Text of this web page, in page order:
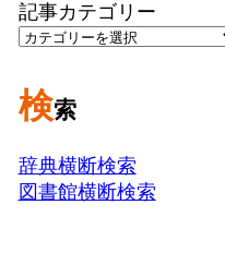
記事カテゴリー
検索
辞典横断検索
図書館横断検索